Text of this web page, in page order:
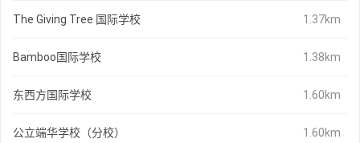
The Giving Tree 国际学校 1.37km
Bamboo国际学校 1.38km
东西方国际学校 1.60km
公立端华学校（分校） 1.60km